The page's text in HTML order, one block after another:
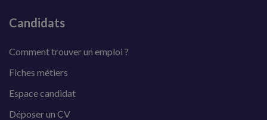
Candidats
Comment trouver un emploi ?
Fiches métiers
Espace candidat
Déposer un CV